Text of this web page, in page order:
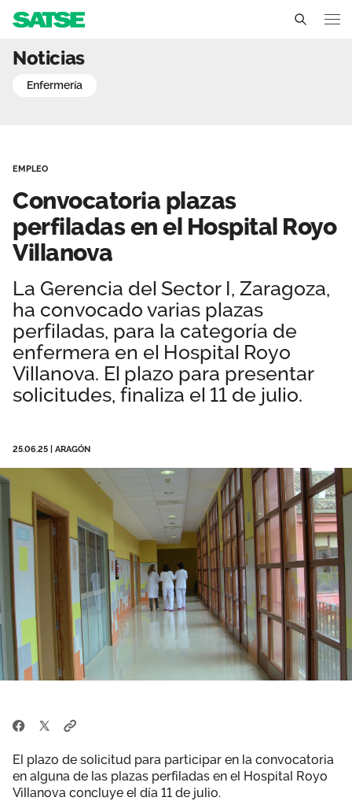
Delegados Sindicales
Estructura organizativa
Transparencia
Secciones sindicales
Servicios
Ventajas
Actualidad
Temas
Noticias
Sala de prensa
Empleo
Documentos
Publicaciones
Aragón
Contáctanos
Área privada
Convocatoria plazas
Noticias
enfermería
EMPLEO
Convocatoria plazas
perfiladas en el Hospital Royo
Villanova
La Gerencia del Sector I, Zaragoza,
ha convocado varias plazas
perfiladas, para la categoría de
enfermera en el Hospital Royo
Villanova. El plazo para presentar
solicitudes, finaliza el 11 de julio.
25.06.25 ARAGÓN
El plazo de solicitud para participar en la convocatoria
en alguna de las plazas perfiladas en el Hospital Royo
Villanova concluye el día 11 de julio.